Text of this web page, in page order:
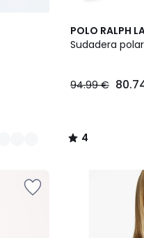
POLO RALPH
Sudadera
94.99 €
4
/
3
Colores
4
/